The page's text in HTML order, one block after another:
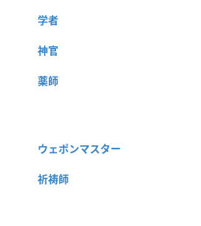
学者
神官
薬師
ウェポンマスター
祈祷師